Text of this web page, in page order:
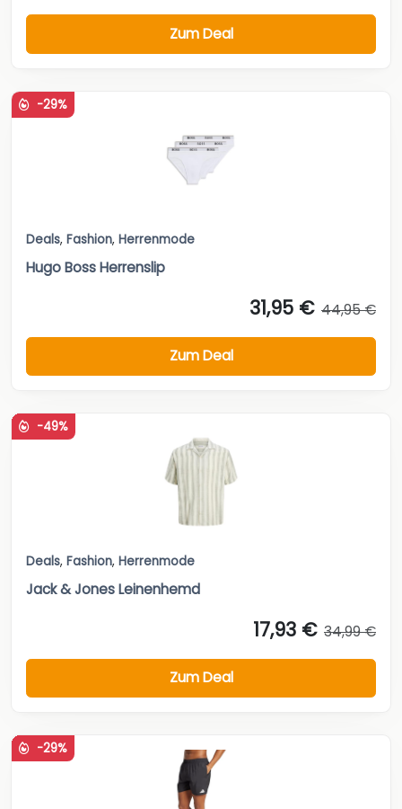
Zum Deal
-29%
Deals, Fashion, Herrenmode
Hugo Boss Herrenslip
31,95 € 44,95 €
Zum Deal
-49%
Deals, Fashion, Herrenmode
Jack & Jones Leinenhemd
17,93 € 34,99 €
Zum Deal
-29%